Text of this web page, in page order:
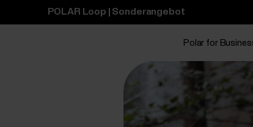
POLAR Loop | Sonderangebot
Polar for